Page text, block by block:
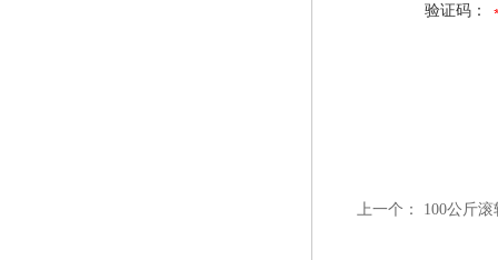
验证码：
上一个： 100公斤